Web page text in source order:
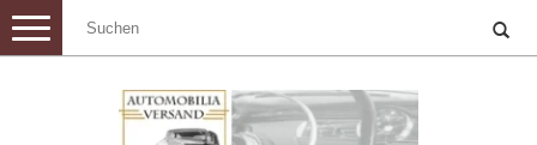
Toggle
navigation